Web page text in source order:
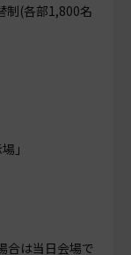
制(各部1,800名
」
合は当日会場で